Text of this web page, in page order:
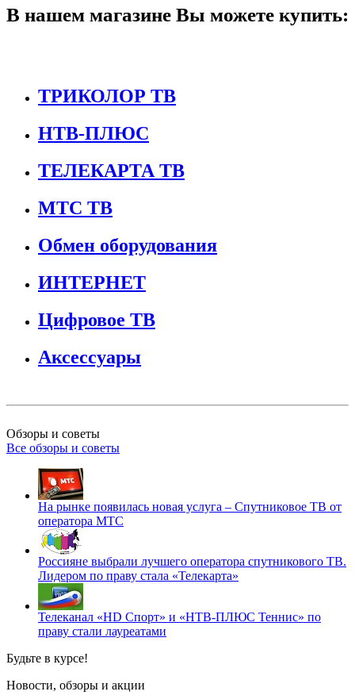
В нашем магазине Вы можете купить:
ТРИКОЛОР ТВ
НТВ-ПЛЮС
ТЕЛЕКАРТА ТВ
МТС ТВ
Обмен оборудования
ИНТЕРНЕТ
Цифровое ТВ
Аксессуары
Обзоры и советы
Все обзоры и советы
На рынке появилась новая услуга – Спутниковое ТВ от
оператора МТС
Россияне выбрали лучшего оператора спутникового ТВ.
Лидером по праву стала «Телекарта»
Телеканал «HD Спорт» и «НТВ-ПЛЮС Теннис» по
праву стали лауреатами
Будьте в курсе!
Новости, обзоры и акции